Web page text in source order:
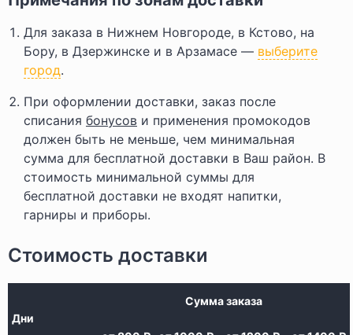
Для заказа в Нижнем Новгороде, в Кстово, на
Бору, в Дзержинске и в Арзамасе — выберите
город.
При оформлении доставки, заказ после
списания бонусов и применения промокодов
должен быть не меньше, чем минимальная
сумма для бесплатной доставки в Ваш район. В
стоимость минимальной суммы для
бесплатной доставки не входят напитки,
гарниры и приборы.
Стоимость доставки
Дни
Сумма заказа